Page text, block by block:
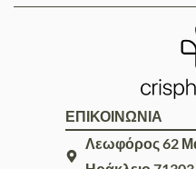
ΕΠΙΚΟΙΝΩΝΙΑ
Λεωφόρος 62